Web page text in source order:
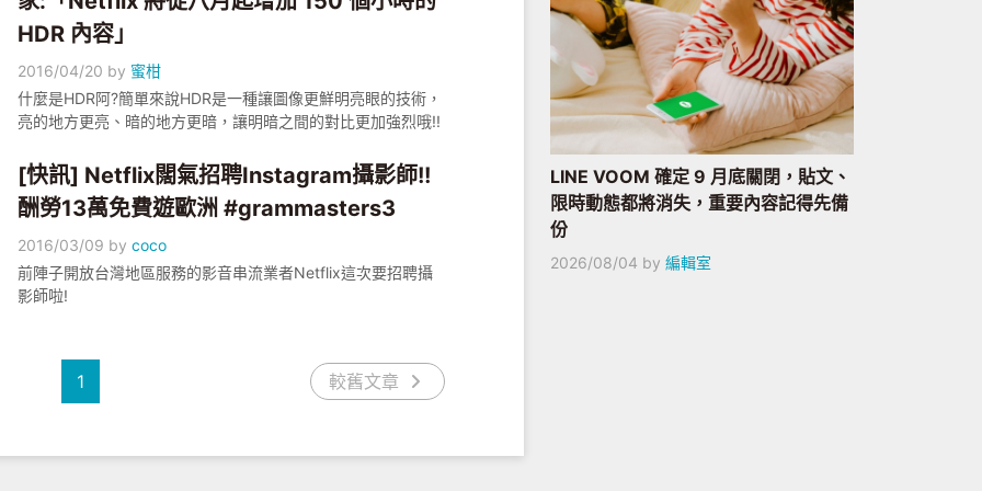
HDR 內容」
2016/04/20 by 蜜柑
什麼是HDR阿?簡單來說HDR是一種讓圖像更鮮明亮眼的技術，
亮的地方更亮、暗的地方更暗，讓明暗之間的對比更加強烈哦!!
[快訊] Netflix闊氣招聘Instagram攝影師!!
酬勞13萬免費遊歐洲 #grammasters3
2016/03/09 bycoco
前陣子開放台灣地區服務的影音串流業者Netflix這次要招聘攝
影師啦!
1 較舊文章
LINE VOOM 確定 9 月底關閉，貼文、
限時動態都將消失，重要內容記得先備
份
2026/08/04 by 編輯室